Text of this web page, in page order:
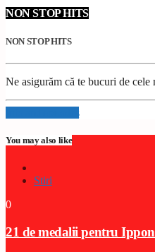
NON STOP HITS
NON STOP HITS
Ne asigurăm că te bucuri de
Info and episodes
You may also like
Stiri
0
21 de medalii pentru